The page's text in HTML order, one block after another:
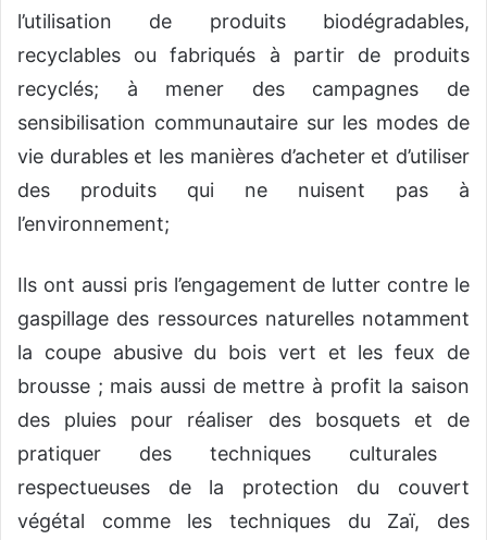
l’utilisation de produits biodégradables,
recyclables ou
fabriqués à partir de produits
recyclés; à mener des campagnes de
sensibilisation communautaire sur les modes de
vie durables et les manières d’acheter et d’utiliser
des produits qui ne nuisent
pas à
l’environnement;
Ils ont aussi pris l’engagement de lutter contre le
gaspillage des ressources naturelles notamment
la coupe abusive du bois vert et les feux de
brousse ; mais aussi de mettre à profit la saison
des pluies pour réaliser des bosquets et de
pratiquer des techniques culturales
respectueuses de la protection du couvert
végétal comme les techniques du Zaï, des